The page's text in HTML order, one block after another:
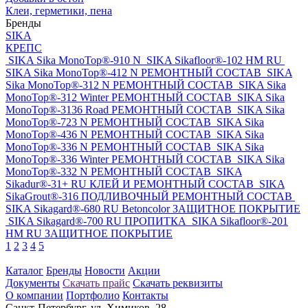
Клеи, герметики, пена
Бренды
SIKA
КРЕПС
SIKA Sika MonoTop®-910 N SIKA Sikafloor®-102 HM RU
SIKA Sika MonoTop®-412 N РЕМОНТНЫЙ СОСТАВ SIKA
Sika MonoTop®-312 N РЕМОНТНЫЙ СОСТАВ SIKA Sika
MonoTop®-312 Winter РЕМОНТНЫЙ СОСТАВ SIKA Sika
MonoTop®-3136 Road РЕМОНТНЫЙ СОСТАВ SIKA Sika
MonoTop®-723 N РЕМОНТНЫЙ СОСТАВ SIKA Sika
MonoTop®-436 N РЕМОНТНЫЙ СОСТАВ SIKA Sika
MonoTop®-336 N РЕМОНТНЫЙ СОСТАВ SIKA Sika
MonoTop®-336 Winter РЕМОНТНЫЙ СОСТАВ SIKA Sika
MonoTop®-332 N РЕМОНТНЫЙ СОСТАВ SIKA
Sikadur®-31+ RU КЛЕЙ И РЕМОНТНЫЙ СОСТАВ SIKA
SikaGrout®-316 ПОДЛИВОЧНЫЙ РЕМОНТНЫЙ СОСТАВ
SIKA Sikagard®-680 RU Betoncolor ЗАЩИТНОЕ ПОКРЫТИЕ
SIKA Sikagard®-700 RU ПРОПИТКА SIKA Sikafloor®-201
HM RU ЗАЩИТНОЕ ПОКРЫТИЕ
1 2 3 4 5
Каталог Бренды Новости Акции
Документы Скачать прайс Скачать реквизиты
О компании Портфолио Контакты